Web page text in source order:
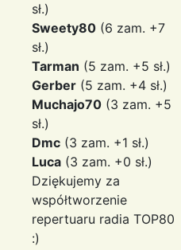
sł.)
Sweety80 (6 zam. +7
sł.)
Tarman (5 zam. +5 sł.)
Gerber (5 zam. +4 sł.)
Muchajo70 (3 zam. +5
sł.)
Dmc (3 zam. +1 sł.)
Luca (3 zam. +0 sł.)
Dziękujemy za
współtworzenie
repertuaru radia TOP80
:)